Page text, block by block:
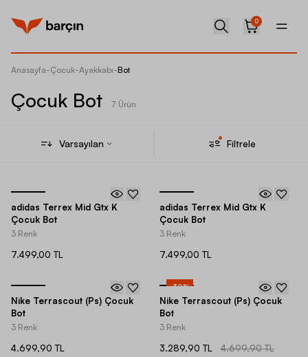
0
Anasayfa-Çocuk-Ayakkabı-Bot
Çocuk Bot 7 Ürün
Varsayılan Filtrele
adidas Terrex Mid Gtx K
Çocuk Bot
3 Renk
7.499,00 TL
adidas Terrex Mid Gtx K
Çocuk Bot
3 Renk
7.499,00 TL
Nike Terrascout (Ps) Çocuk
Bot
3 Renk
4.699,90 TL
-30%
Nike Terrascout (Ps) Çocuk
Bot
3 Renk
3.289,90 TL 4.699,90 TL